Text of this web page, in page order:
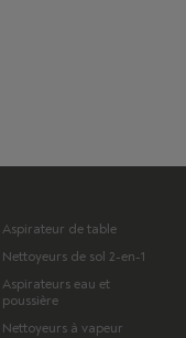
Aspirateur de table
Nettoyeurs de sol 2-en-1
Aspirateurs eau et
poussière
Nettoyeurs à vapeur